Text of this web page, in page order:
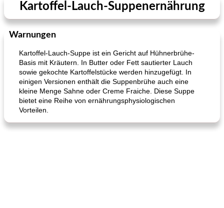
Kartoffel-Lauch-Suppenernährung
Warnungen
Kartoffel-Lauch-Suppe ist ein Gericht auf Hühnerbrühe-
Basis mit Kräutern. In Butter oder Fett sautierter Lauch
sowie gekochte Kartoffelstücke werden hinzugefügt. In
einigen Versionen enthält die Suppenbrühe auch eine
kleine Menge Sahne oder Creme Fraiche. Diese Suppe
bietet eine Reihe von ernährungsphysiologischen
Vorteilen.